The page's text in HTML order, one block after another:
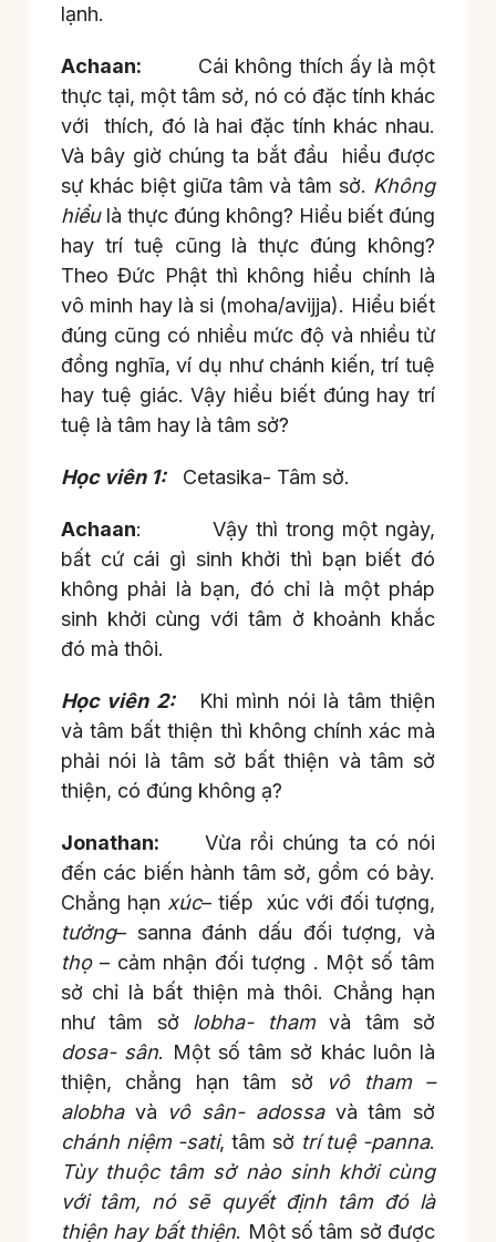
lạnh.
Achaan: Cái không thích ấy là một
thực tại, một tâm sở, nó có đặc tính khác
với thích, đó là hai đặc tính khác nhau.
Và bây giờ chúng ta bắt đầu hiểu được
sự khác biệt giữa tâm và tâm sở. Không
hiểulà thực đúng không? Hiểu biết đúng
hay trí tuệ cũng là thực đúng không?
Theo Đức Phật thì không hiểu chính là
vô minh hay là si (moha/avijja). Hiểu biết
đúng cũng có nhiều mức độ và nhiều từ
đồng nghĩa, ví dụ như chánh kiến, trí tuệ
hay tuệ giác. Vậy hiểu biết đúng hay trí
tuệ là tâm hay là tâm sở?
Học viên 1:Cetasika- Tâm sở.
Achaan: Vậy thì trong một ngày,
bất cứ cái gì sinh khởi thì bạn biết đó
không phải là bạn, đó chỉ là một pháp
sinh khởi cùng với tâm ở khoảnh khắc
đó mà thôi.
Học viên 2:Khi mình nói là tâm thiện
và tâm bất thiện thì không chính xác mà
phải nói là tâm sở bất thiện và tâm sở
thiện, có đúng không ạ?
Jonathan: Vừa rồi chúng ta có nói
đến các biến hành tâm sở, gồm có bảy.
Chẳng hạn xúc– tiếp xúc với đối tượng,
tưởng– sanna đánh dấu đối tượng, và
thọ– cảm nhận đối tượng . Một số tâm
sở chỉ là bất thiện mà thôi. Chẳng hạn
như tâm sở lobha- thamvà tâm sở
dosa- sân. Một số tâm sở khác luôn là
thiện, chẳng hạn tâm sở
vô tham –
alobhavà vô sân- adossavà tâm sở
chánh niệm -sati, tâm sở trí tuệ -panna.
Tùy thuộc tâm sở nào sinh khởi cùng
với tâm, nó sẽ quyết định tâm đó là
thiện hay bất thiện. Một số tâm sở được